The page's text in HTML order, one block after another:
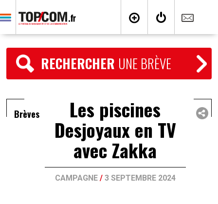
RECHERCHER UNE BRÈVE
Brèves Les piscines
Desjoyaux en TV
avec Zakka
CAMPAGNE/ 3 SEPTEMBRE 2024